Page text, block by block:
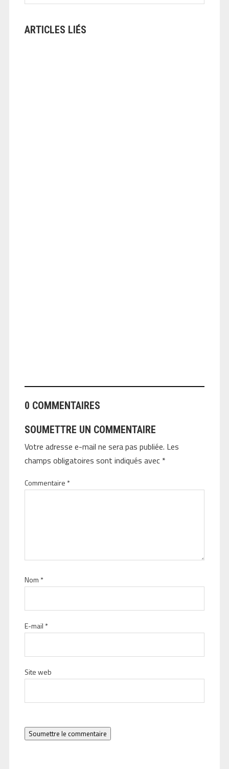
ARTICLES LIÉS
0 COMMENTAIRES
SOUMETTRE UN COMMENTAIRE
Votre adresse e-mail ne sera pas publiée. Les
champs obligatoires sont indiqués avec *
Commentaire *
Nom *
E-mail *
Site web
Soumettre le commentaire